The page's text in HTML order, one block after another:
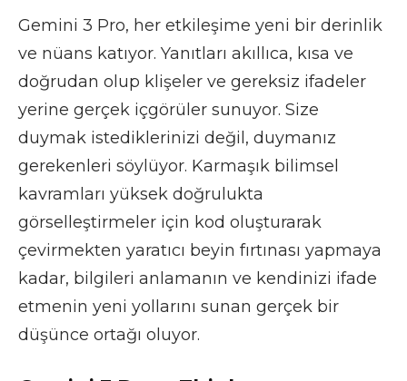
Gemini 3 Pro, her etkileşime yeni bir derinlik
ve nüans katıyor. Yanıtları akıllıca, kısa ve
doğrudan olup klişeler ve gereksiz ifadeler
yerine gerçek içgörüler sunuyor. Size
duymak istediklerinizi değil, duymanız
gerekenleri söylüyor. Karmaşık bilimsel
kavramları yüksek doğrulukta
görselleştirmeler için kod oluşturarak
çevirmekten yaratıcı beyin fırtınası yapmaya
kadar, bilgileri anlamanın ve kendinizi ifade
etmenin yeni yollarını sunan gerçek bir
düşünce ortağı oluyor.